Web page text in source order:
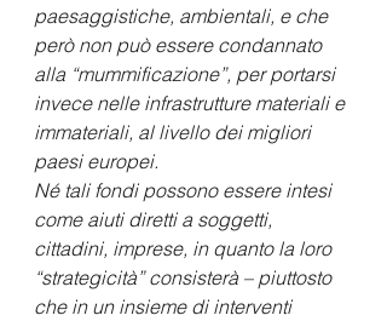
paesaggistiche, ambientali, e che
però non può essere condannato
alla “mummificazione”, per portarsi
invece nelle infrastrutture materiali e
immateriali, al livello dei migliori
paesi europei.
Né tali fondi possono essere intesi
come aiuti diretti a soggetti,
cittadini, imprese, in quanto la loro
“strategicità” consisterà – piuttosto
che in un insieme di interventi